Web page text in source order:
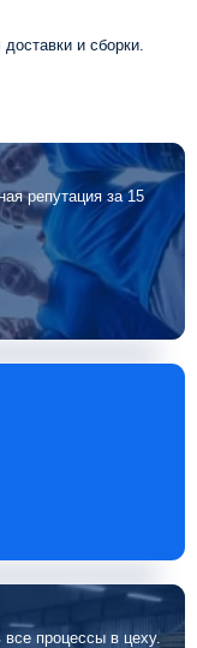
и сборки.
репутация за 15
процессы в цеху.